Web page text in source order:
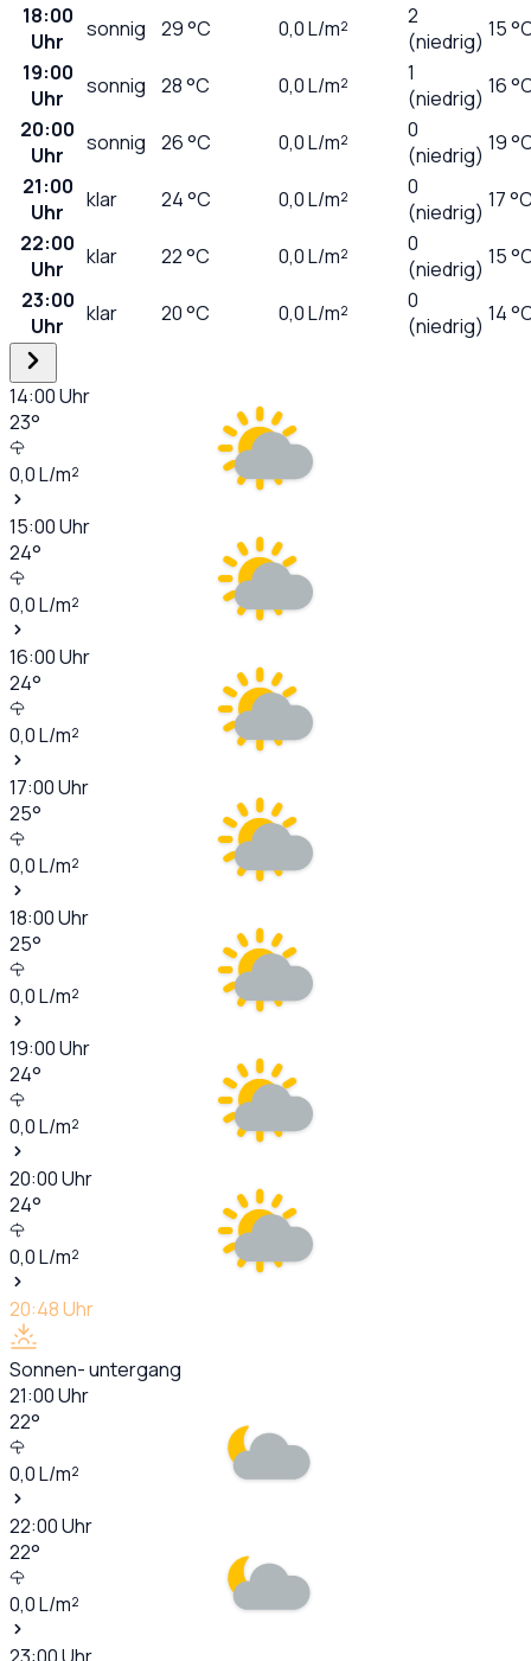
18:00
Uhr
sonnig 29°C 0,0L/m²
2
(niedrig) 15
19:00
Uhr
sonnig 28°C 0,0L/m²
1
(niedrig) 16
20:00
Uhr
sonnig 26°C 0,0L/m²
0
(niedrig) 19
21:00
Uhr
klar 24°C 0,0L/m²
0
(niedrig) 17
22:00
Uhr
klar 22°C 0,0L/m²
0
(niedrig) 15
23:00
Uhr
klar 20°C 0,0L/m²
0
(niedrig) 14
14:00Uhr
23°
0,0L/m²
15:00Uhr
24°
0,0L/m²
16:00Uhr
24°
0,0L/m²
17:00Uhr
25°
0,0L/m²
18:00Uhr
25°
0,0L/m²
19:00Uhr
24°
0,0L/m²
20:00Uhr
24°
0,0L/m²
20:48Uhr
Sonnen- untergang
21:00Uhr
22°
0,0L/m²
22:00Uhr
22°
0,0L/m²